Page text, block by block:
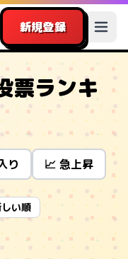
新規登録
票ランキ
り 📈 急上昇
い順